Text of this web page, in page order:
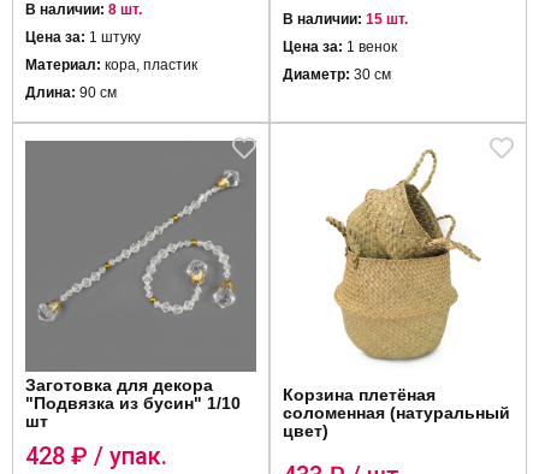
В наличии: 8 шт.
Цена за: 1 штуку
Материал: кора, пластик
Длина: 90 см
В наличии: 15 шт.
Цена за: 1 венок
Диаметр: 30 см
Заготовка для декора
"Подвязка из бусин" 1/10
шт
428 ₽ / упак.
Корзина плетёная
соломенная (натуральный
цвет)